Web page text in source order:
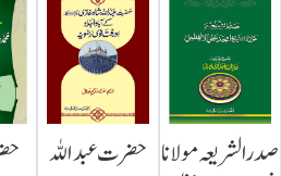
صدرالشریعہ مولانا حضرت عبداللہ